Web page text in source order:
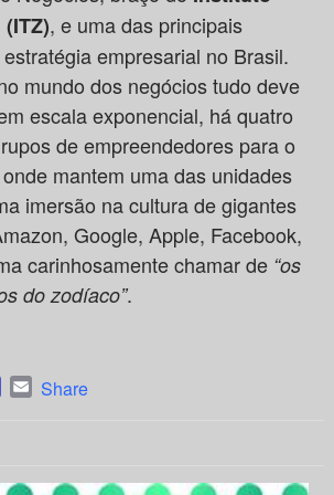
, e uma das principais
empresarial no Brasil.
mundo dos negócios tudo deve
escala exponencial, há quatro
de empreendedores para o
mantem uma das unidades
imersão na cultura de gigantes
Google, Apple, Facebook,
carinhosamente chamar de “os
do zodíaco”.
TeamsEmail
Share